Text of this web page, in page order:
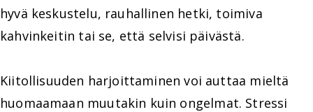
hyvä keskustelu, rauhallinen hetki, toimiva
kahvinkeitin tai se, että selvisi päivästä.
Kiitollisuuden harjoittaminen voi auttaa mieltä
huomaamaan muutakin kuin ongelmat. Stressi